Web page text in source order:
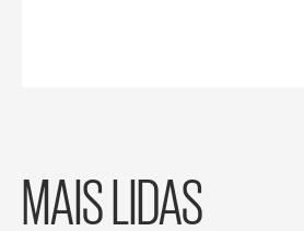
MAIS LIDAS